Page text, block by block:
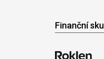
Finanční